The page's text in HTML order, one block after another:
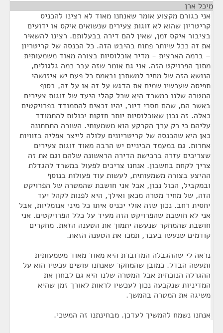
מיכל ארן
אני כגורם מקצוע אומר שאנחנו מאוד לא רצינו להכניס
קריטריון שהוא לא זוגות צעירים שנשואים איקס או ידועים
בציבור איקס זמן, שאין להם דירה בבעלותם. רצינו להשאיר
את זה ככל שיותר פתוח בהיבט הזה. כל הכנסה של קריטריון
– ברמה הארצית - מדיר אוכלוסיות בצורה מאוד משמעותית
מתוך הפרויקט הזה. אני גם אומר שזה עבר כמה גלגולים,
הנושא הזה של מחיר למשתכן ובאמת כל פעם יש איזושהי
תפיסה שעכשיו שמים את הדגש על זה או על זה, בסוף
המטרה שלנו כמשרד היא שכל קהלי היעד של זוגות צעירים
באשר הם, שהם חסרי דיור, יהיו זכאים להתמודד בפרויקטים
כאלה. זה נכון שאוכלוסיות יותר חזקות יכולות להתמודד
עליהם כי רק ערך הקרקע הוא משמעותי. השורה התחתונה
כאן היא שהכנסה של קריטריונים עלולה לייצר אפליה בזוויות
אחרות. גם במעמד הביניים יש הרבה מאוד זוגות צעירים
שצריכים עזרה ברכישת הדירה הראשונה שלהם וגם את זה
צריך לקחת בחשבון. אנחנו צריכים לפעול במשרד להגדלת
ההיצע בצורה משמעותית, לעשות עוד פעולות בנוסף
ובמקביל, הכול נכון, אבל אני חושבת שהמטרה של הפרויקט
הזה, של מחיר מטרה מכאן ואילך, היא לפנות לקהל יעד
יחסית רחב. נכון שזה אולי יכניס איתו כל מיני אנומליות, אבל
אני לא חושבת שהפרויקט הזה מעיד על כלל הפרויקטים. אני
חושבת שהמחקר שנעשה יתמוך את הטענה הזאת. מחקרים
קודמים שנעשו בעבר, תמכו את הטענה הזאת.
נראה לי שההגבלה המדוברת היא מאוד מאוד משמעותית
ותעשה הבדל. כמובן שהמחקר שאנחנו עושים עכשיו הוא על
ההגרלה הנוכחית אבל המטרה שלנו היא גם לבחון את
המדיניות שנקבעה נכון לעכשיו לראות לאורך זמן שהיא
משיגה את המטרה בהמשך.
אנחנו נשמח להמשיך לעדכן. מבחינתנו זה המשכי.